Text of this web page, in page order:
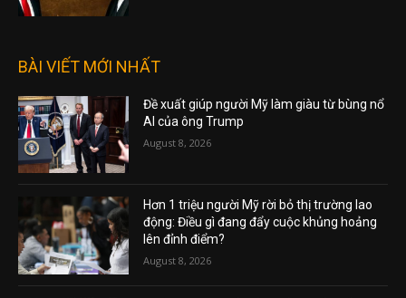
BÀI VIẾT MỚI NHẤT
Đề xuất giúp người Mỹ làm giàu từ bùng nổ
AI của ông Trump
August 8, 2026
Hơn 1 triệu người Mỹ rời bỏ thị trường lao
động: Điều gì đang đẩy cuộc khủng hoảng
lên đỉnh điểm?
August 8, 2026